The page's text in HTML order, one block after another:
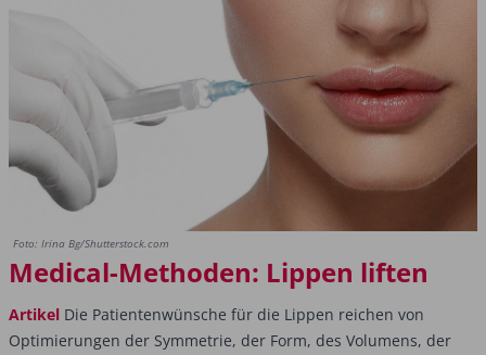
Foto: Irina Bg/Shutterstock.com
Medical-Methoden: Lippen liften
Artikel Die Patientenwünsche für die Lippen reichen von
Optimierungen der Symmetrie, der Form, des Volumens, der